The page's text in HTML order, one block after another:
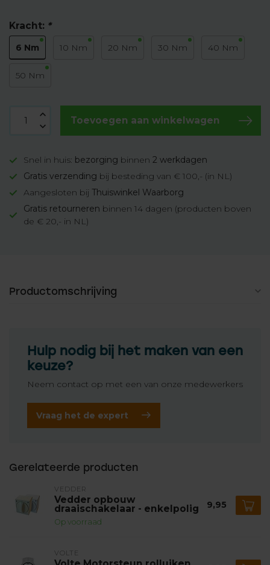
Kracht: *
6 Nm 10 Nm 20 Nm 30 Nm 40 Nm
50 Nm
Toevoegen aan winkelwagen
Snel in huis: bezorging binnen 2 werkdagen
Gratis verzending bij besteding van € 100,- (in NL)
Aangesloten bij Thuiswinkel Waarborg
Gratis retourneren binnen 14 dagen (producten boven
de € 20,- in NL)
Productomschrijving
Hulp nodig bij het maken van een
keuze?
Neem contact op met een van onze medewerkers
Vraag het de expert
Gerelateerde producten
VEDDER
Vedder opbouw
draaischakelaar - enkelpolig
Op voorraad
9,95
VOLTE